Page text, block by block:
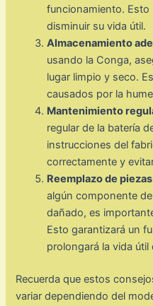
funcionamiento.
disminuir su vida útil.
Almacenamiento
usando la Conga,
lugar limpio y seco.
causados por la
Mantenimiento
regular de la batería
instrucciones del
correctamente y
Reemplazo de
algún componente
dañado, es
Esto garantizará un
prolongará la vida
Recuerda que estos
variar dependiendo del